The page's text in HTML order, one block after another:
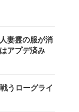
妻霊の服が消
アプデ済み
うローグライ